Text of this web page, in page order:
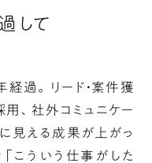
して
過。リード・案件獲
用、社外コミュニケー
見える成果が上がっ
こういう仕事がした